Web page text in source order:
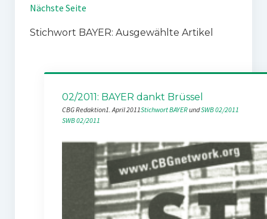
Nächste Seite
Stichwort BAYER: Ausgewählte Artikel
02/2011: BAYER dankt Brüssel
CBG Redaktion1. April 2011Stichwort BAYER und SWB 02/2011
SWB 02/2011